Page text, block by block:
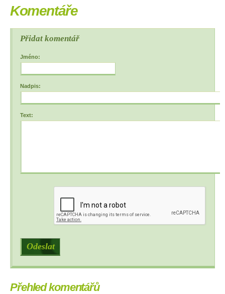
Komentáře
Přidat komentář
Jméno:
Nadpis:
Text:
Přehled komentářů